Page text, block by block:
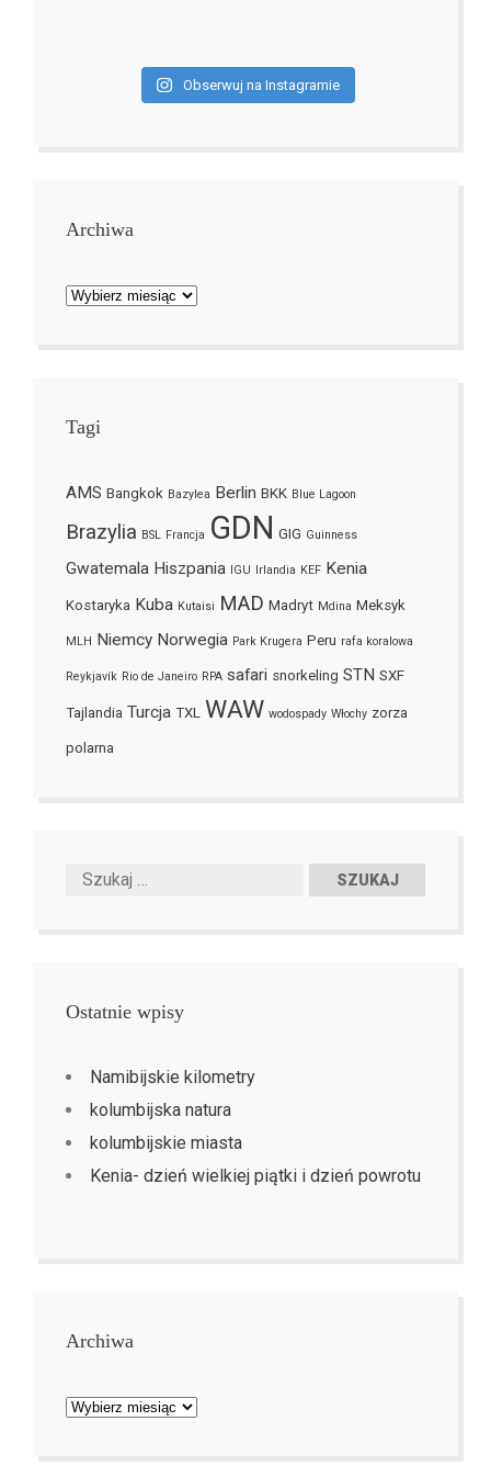
Obserwuj na Instagramie
Archiwa
Archiwa
Tagi
AMS Bangkok Bazylea Berlin BKK Blue Lagoon
Brazylia BSL Francja GDN GIG Guinness
Gwatemala Hiszpania IGU Irlandia KEF Kenia
Kostaryka Kuba Kutaisi MAD Madryt Mdina Meksyk
MLH Niemcy Norwegia Park Krugera Peru rafa koralowa
Reykjavík Rio de Janeiro RPA safari snorkeling STN SXF
Tajlandia Turcja TXL WAW wodospady Włochy zorza
polarna
Ostatnie wpisy
Namibijskie kilometry
kolumbijska natura
kolumbijskie miasta
Kenia- dzień wielkiej piątki i dzień powrotu
Archiwa
Archiwa